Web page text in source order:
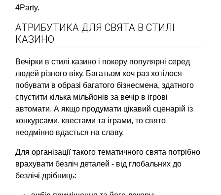
4Party.
АТРИБУТИКА ДЛЯ СВЯТА В СТИЛІ
КАЗИНО
Вечірки в стилі казино і покеру популярні серед
людей різного віку. Багатьом хоч раз хотілося
побувати в образі багатого бізнесмена, здатного
спустити кілька мільйонів за вечір в ігрові
автомати. А якщо продумати цікавий сценарій із
конкурсами, квестами та іграми, то свято
неодмінно вдасться на славу.
Для організації такого тематичного свята потрібно
врахувати безліч деталей - від глобальних до
безлічі дрібниць: